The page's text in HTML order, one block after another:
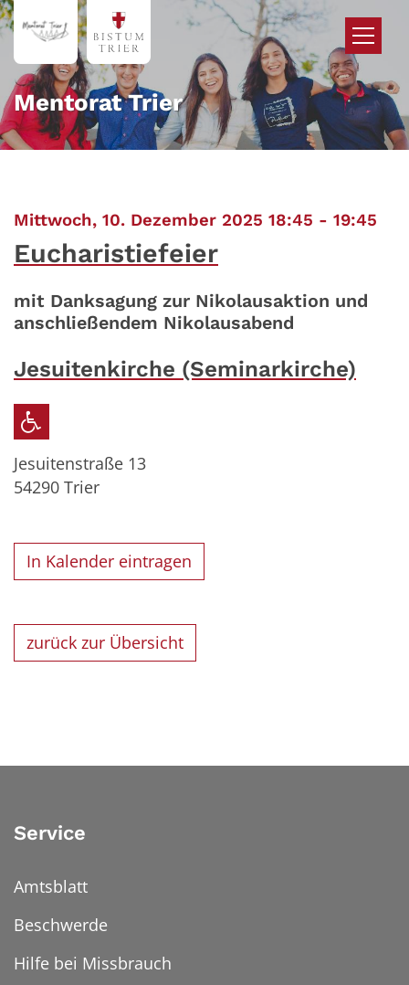
Zum Inhalt springen
Mentorat Trier
Mittwoch, 10. Dezember 2025 18:45 - 19:45
Eucharistiefeier
mit Danksagung zur Nikolausaktion und
anschließendem Nikolausabend
Jesuitenkirche (Seminarkirche)
Jesuitenstraße 13
54290 Trier
In Kalender eintragen
zurück zur Übersicht
Service
Amtsblatt
Beschwerde
Hilfe bei Missbrauch